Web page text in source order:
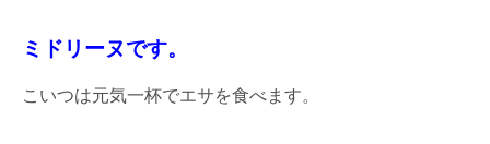
ミドリーヌです。
こいつは元気一杯でエサを食べます。